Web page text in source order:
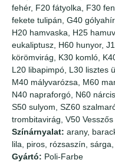
fehér, F20 fátyolka, F30
fekete tulipán, G40
H20 hamvaska, H25
eukaliptusz, H60 hunyor,
körömvirág, K30 komló,
L20 libapimpó, L30 lisztes
M40 mályvarózsa, M60
N40 napraforgó, N60
S50 sulyom, SZ60
trombitavirág, V50
Színárnyalat: arany,
lila, piros, rózsaszín,
Gyártó: Poli-Farbe